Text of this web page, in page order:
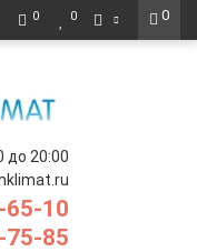
0
0 0
до 20:00
65-10
75-85